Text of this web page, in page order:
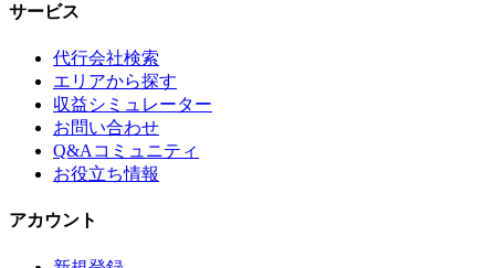
サービス
代行会社検索
エリアから探す
収益シミュレーター
お問い合わせ
Q&Aコミュニティ
お役立ち情報
アカウント